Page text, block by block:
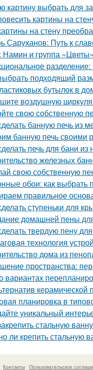
картину выбрать для
картины на
на стену
Саруханов: Путь к
Намин и группа
подходящий
бутылок в
воздушную
свою собственную
банную печь из
банную печь своими
печь для бани
железных
свою собственную
обои: как выбрать
правильное
ступеньки для
домашней пены
твердую пену
технология
дома из
пространства:
вариантах
планировка в
уникальный
стальную
ли крепить стальную
Контакты Пользовательское